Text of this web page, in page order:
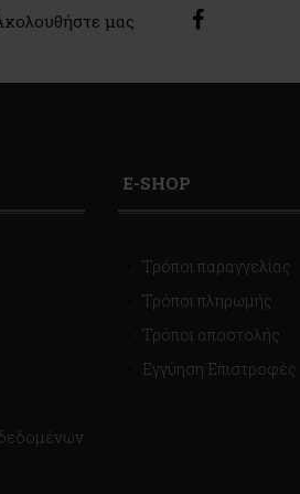
μας
E-SHOP
Τρόποι παραγγελίας
Τρόποι πληρωμής
Τρόποι αποστολής
Εγγύηση Επιστροφές